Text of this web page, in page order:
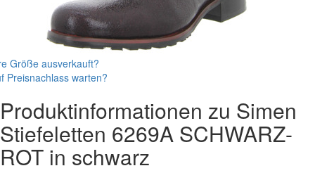
Größe ausverkauft?
Preisnachlass warten?
Produktinformationen zu Simen
Stiefeletten 6269A SCHWARZ-
ROT in schwarz